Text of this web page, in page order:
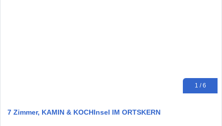
1 / 6
7 Zimmer, KAMIN & KOCHInsel IM ORTSKERN